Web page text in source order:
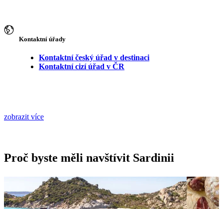
Kontaktní úřady
Kontaktní český úřad v destinaci
Kontaktní cizí úřad v ČR
zobrazit více
Proč byste měli navštívit Sardinii